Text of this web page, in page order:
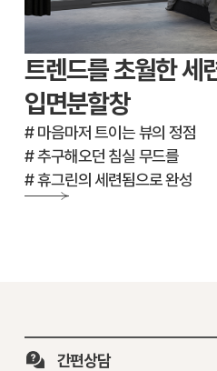
트렌드를 초월한 세
입면분할창
# 마음마저 트이는 뷰의 정점
# 추구해오던 침실 무드를
# 휴그린의 세련됨으로 완성
간편상담